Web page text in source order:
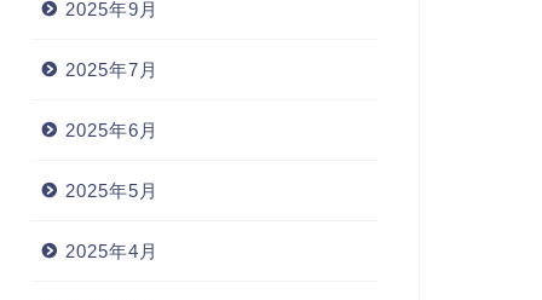
2025年9月
2025年7月
2025年6月
2025年5月
2025年4月